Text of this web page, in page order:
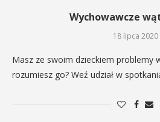
Wychowawcze
18 lipca 2020
Masz ze swoim dzieckiem problemy
rozumiesz go? Weź udział w